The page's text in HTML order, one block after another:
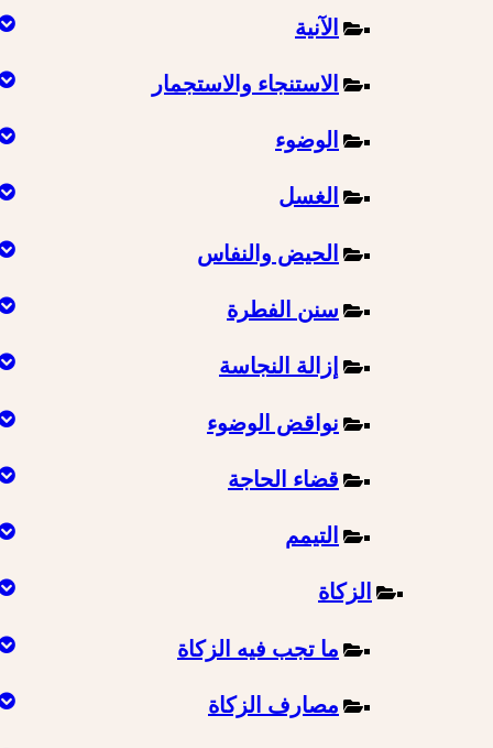
الآنية
الاستنجاء والاستجمار
الوضوء
الغسل
الحيض والنفاس
سنن الفطرة
إزالة النجاسة
نواقض الوضوء
قضاء الحاجة
التيمم
الزكاة
ما تجب فيه الزكاة
مصارف الزكاة